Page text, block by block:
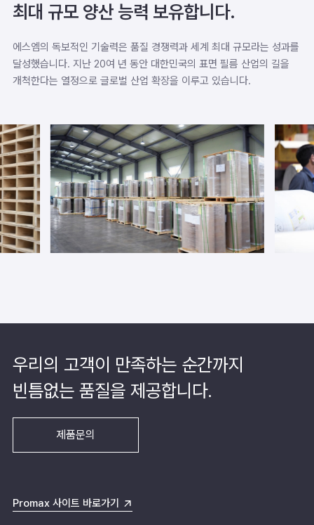
최대 규모 양산 능력 보유합니다.
에스엠의 독보적인 기술력은 품질 경쟁력과 세계 최대 규모라는 성과를
달성했습니다. 지난 20여 년 동안 대한민국의 표면 필름 산업의 길을
개척한다는 열정으로 글로벌 산업 확장을 이루고 있습니다.
우리의 고객이 만족하는 순간까지
빈틈없는 품질을 제공합니다.
제품문의
Promax 사이트 바로가기